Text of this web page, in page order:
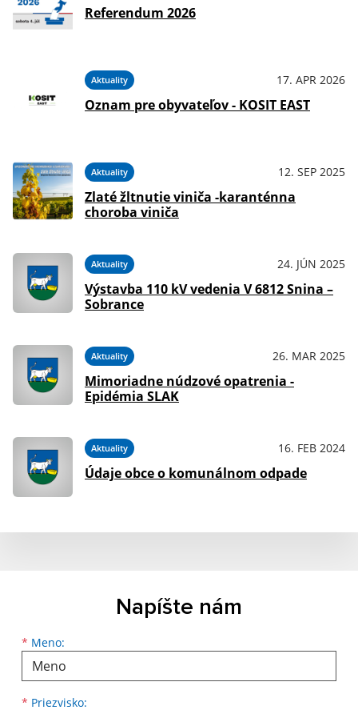
Referendum 2026
Aktuality 17. APR 2026
Oznam pre obyvateľov - KOSIT EAST
Aktuality 12. SEP 2025
Zlaté žltnutie viniča -karanténna
choroba viniča
Aktuality 24. JÚN 2025
Výstavba 110 kV vedenia V 6812 Snina –
Sobrance
Aktuality 26. MAR 2025
Mimoriadne núdzové opatrenia -
Epidémia SLAK
Aktuality 16. FEB 2024
Údaje obce o komunálnom odpade
Napíšte nám
* Meno:
Meno
* Priezvisko:
Priezvisko
E-mailová adresa